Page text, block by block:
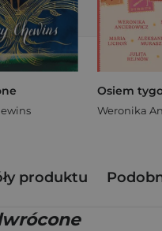
Weronika
produktu